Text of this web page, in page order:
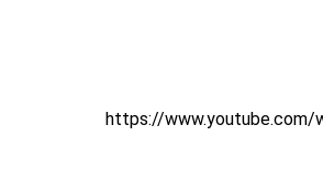
https://www.youtube.com/